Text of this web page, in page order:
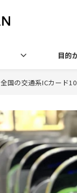
目的
全国の交通系ICカード